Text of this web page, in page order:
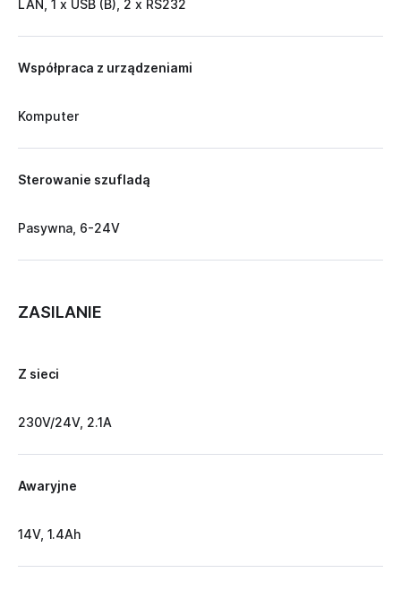
LAN, 1 x USB (B), 2 x RS232
Współpraca z urządzeniami
Komputer
Sterowanie szufladą
Pasywna, 6-24V
ZASILANIE
Z sieci
230V/24V, 2.1A
Awaryjne
14V, 1.4Ah